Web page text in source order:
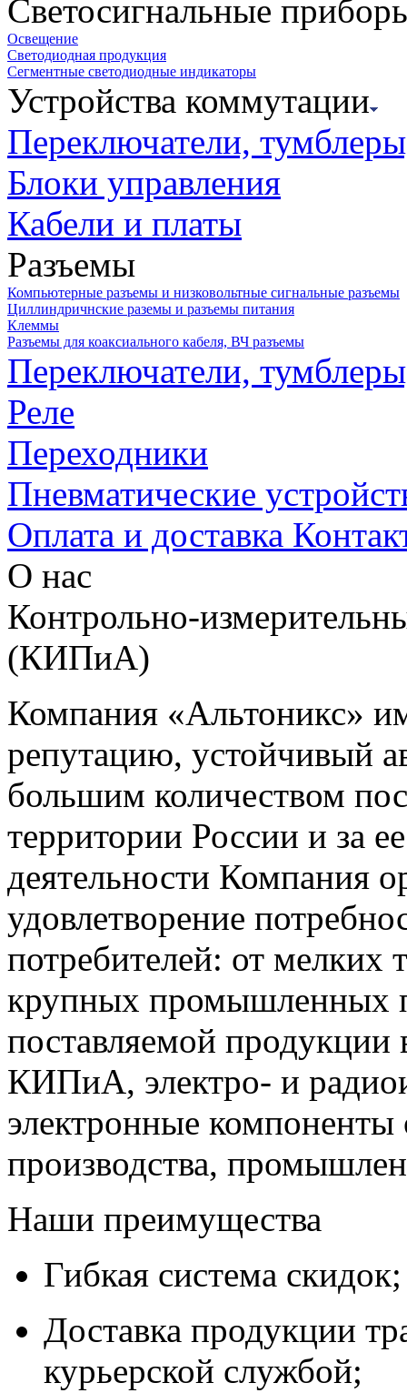
Светосигнальные
Освещение
Светодиодная продукция
Сегментные светодиодные индикаторы
Устройства коммутации
Переключатели,
Блоки управления
Кабели и платы
Разъемы
Компьютерные разъемы и низковольтные сигнальные разъемы
Циллиндричнские раземы и разъемы питания
Клеммы
Разъемы для коаксиального кабеля, ВЧ разъемы
Переключатели,
Реле
Переходники
Пневматические
Оплата и доставка
О нас
Контрольно-
(КИПиА)
Компания «Альтоникс»
репутацию, устойчивый
большим количеством
территории России и за
деятельности Компания
удовлетворение
потребителей: от мелких
крупных промышленных
поставляемой продукции
КИПиА, электро- и
электронные компоненты
производства,
Наши преимущества
Гибкая система скидок;
Доставка продукции
курьерской службой;